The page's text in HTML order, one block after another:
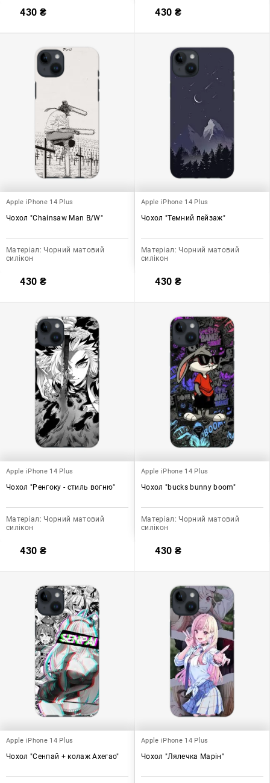
430 ₴ 430 ₴
Apple iPhone 14 Plus
Чохол "Chainsaw Man B/W"
Матеріал: Чорний матовий
силікон
430 ₴
Apple iPhone 14 Plus
Чохол "Темний пейзаж"
Матеріал: Чорний матовий
силікон
430 ₴
Apple iPhone 14 Plus
Чохол "Ренгоку - стиль вогню"
Матеріал: Чорний матовий
силікон
430 ₴
Apple iPhone 14 Plus
Чохол "bucks bunny boom"
Матеріал: Чорний матовий
силікон
430 ₴
Apple iPhone 14 Plus
Чохол "Сенпай + колаж Ахегао"
Apple iPhone 14 Plus
Чохол "Лялечка Марін"